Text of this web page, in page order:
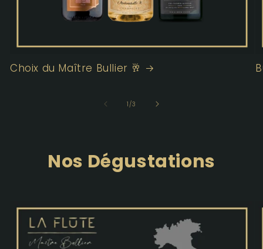
Choix du Maître Bullier 🥂
1 /de
3
Nos Dégustations